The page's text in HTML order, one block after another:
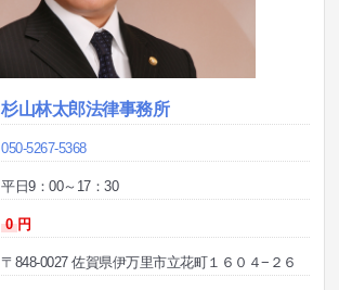
杉山林太郎法律事務所
050-5267-5368
平日9：00～17：30
0 円
〒848-0027 佐賀県伊万里市立花町１６０４−２６